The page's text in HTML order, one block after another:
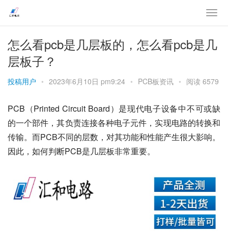
怎么看pcb是几层板的，怎么看pcb是几
层板子？
投稿用户 • 2023年6月10日 pm9:24 • PCB板资讯 • 阅读 6579
PCB（Printed Circuit Board）是现代电子设备中不可或缺
的一个部件，其负责连接各种电子元件，实现电路的转换和
传输。而PCB不同的层数，对其功能和性能产生很大影响。
因此，如何判断PCB是几层板非常重要。